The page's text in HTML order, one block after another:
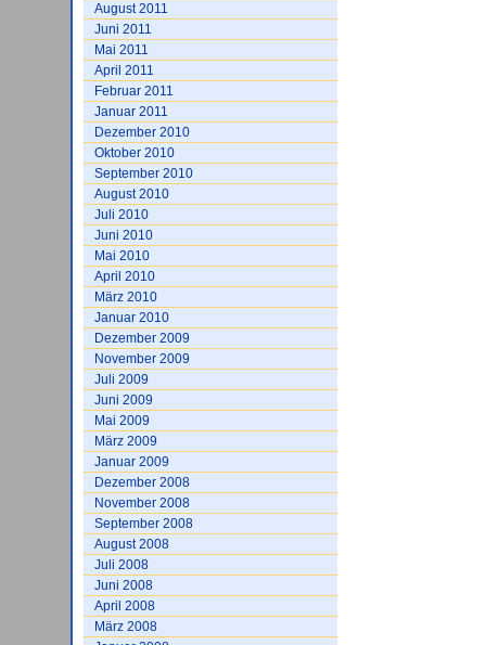
August 2011
Juni 2011
Mai 2011
April 2011
Februar 2011
Januar 2011
Dezember 2010
Oktober 2010
September 2010
August 2010
Juli 2010
Juni 2010
Mai 2010
April 2010
März 2010
Januar 2010
Dezember 2009
November 2009
Juli 2009
Juni 2009
Mai 2009
März 2009
Januar 2009
Dezember 2008
November 2008
September 2008
August 2008
Juli 2008
Juni 2008
April 2008
März 2008